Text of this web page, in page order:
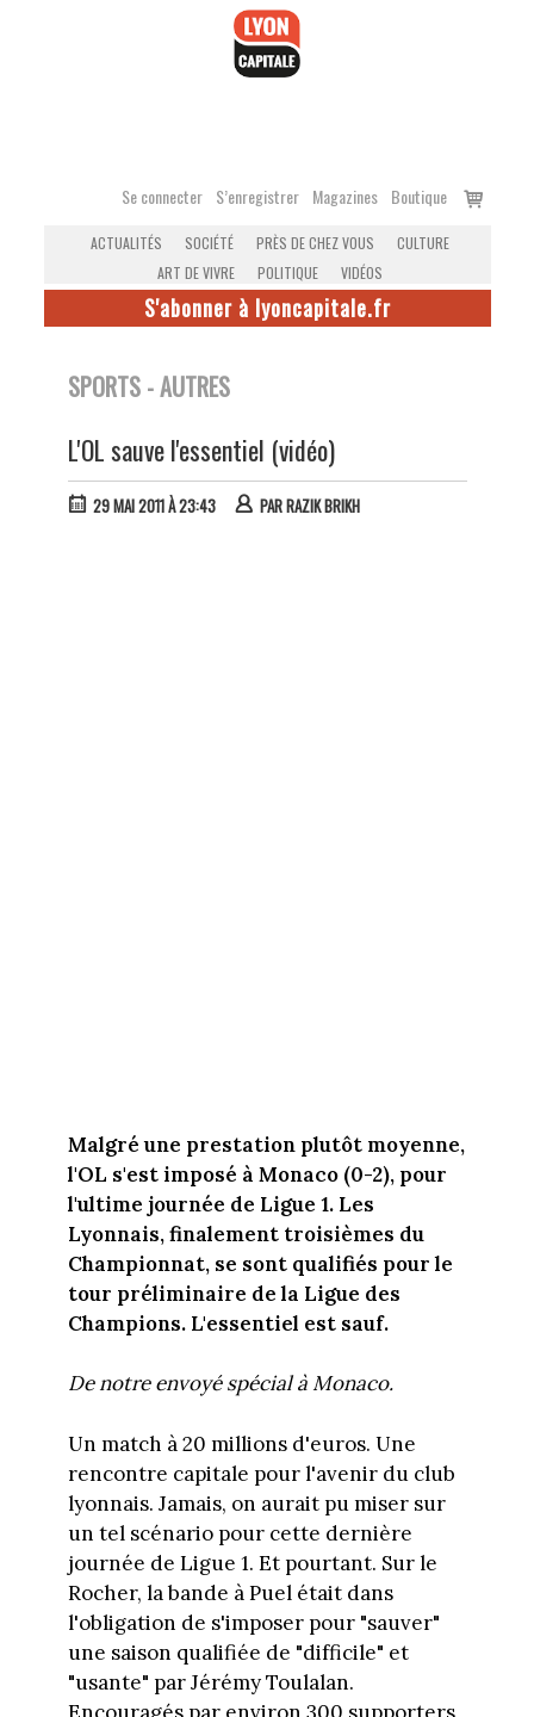
Se connecter S’enregistrer Magazines Boutique
Voir
ACTUALITÉS SOCIÉTÉ PRÈS DE CHEZ VOUS
CULTURE
ART DE VIVRE
POLITIQUE VIDÉOS
S'abonner à lyoncapitale.fr
SPORTS - AUTRES
L'OL sauve l'essentiel (vidéo)
29 MAI 2011 À 23:43 PARRAZIK BRIKH
Malgré une prestation plutôt moyenne,
l'OL s'est imposé à Monaco (0-2), pour
l'ultime journée de Ligue 1. Les
Lyonnais, finalement troisièmes du
Championnat, se sont qualifiés pour le
tour préliminaire de la Ligue des
Champions. L'essentiel est sauf.
De notre envoyé spécial à Monaco.
Un match à 20 millions d'euros. Une
rencontre capitale pour l'avenir du club
lyonnais. Jamais, on aurait pu miser sur
un tel scénario pour cette dernière
journée de Ligue 1. Et pourtant. Sur le
Rocher, la bande à Puel était dans
l'obligation de s'imposer pour "sauver"
une saison qualifiée de "difficile" et
"usante" par Jérémy Toulalan.
Encouragés par environ 300 supporters